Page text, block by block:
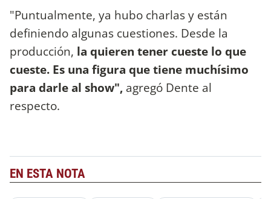
"Puntualmente, ya hubo charlas y están
definiendo algunas cuestiones. Desde la
producción, la quieren tener cueste lo que
cueste. Es una figura que tiene muchísimo
para darle al show", agregó Dente al
respecto.
EN ESTA NOTA